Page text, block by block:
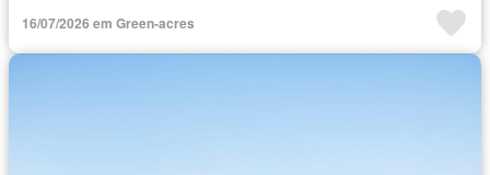
16/07/2026 em Green-acres